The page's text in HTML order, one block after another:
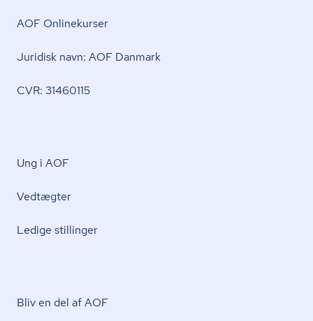
AOF Onlinekurser
Juridisk navn: AOF Danmark
CVR: 31460115
Ung i AOF
Vedtægter
Ledige stillinger
Bliv en del af AOF